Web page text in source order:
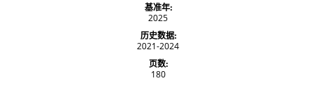
基准年:
2025
历史数据:
2021-2024
页数:
180